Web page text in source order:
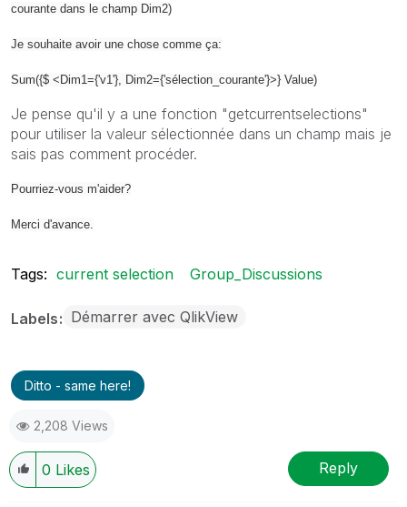
courante dans le champ Dim2)
Je souhaite avoir une chose comme ça:
Sum({$ <Dim1={'v1'}, Dim2={'sélection_courante'}>} Value)
Je pense qu'il y a une fonction "getcurrentselections"
pour utiliser la valeur sélectionnée dans un champ mais je
sais pas comment procéder.
Pourriez-vous m'aider?
Merci d'avance.
Tags: current selection Group_Discussions
Labels Démarrer avec QlikView
Ditto - same here!
2,208 Views
0 Likes Reply